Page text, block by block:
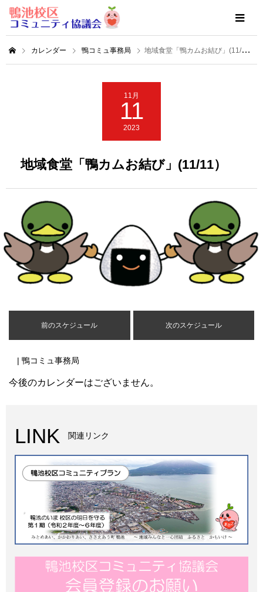
カレンダー 鴨コミュ事務局 地域食堂「鴨カムお結び」(11/11）
11月
11
2023
地域食堂「鴨カムお結び」(11/11）
前のスケジュール 次のスケジュール
| 鴨コミュ事務局
今後のカレンダーはございません。
LINK 関連リンク